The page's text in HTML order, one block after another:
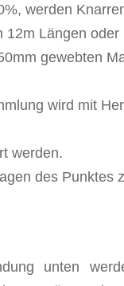
werden
12m Längen
gewebten
wird mit
werden.
des Punktes
unten